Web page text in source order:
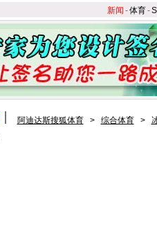
新闻 -体育-S
阿迪达斯搜狐体育 > 综合体育 >